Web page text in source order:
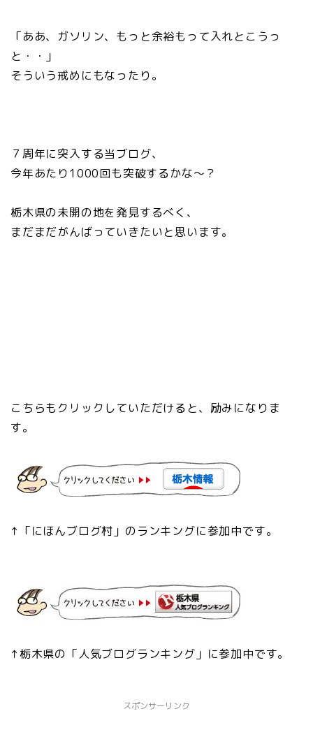
「ああ、ガソリン、もっと余裕もって入れとこうっ
と・・」
そういう戒めにもなったり。
７周年に突入する当ブログ、
今年あたり1000回も突破するかな～？
栃木県の未開の地を発見するべく、
まだまだがんばっていきたいと思います。
こちらもクリックしていただけると、励みになりま
す。
↑「にほんブログ村」のランキングに参加中です。
↑栃木県の「人気ブログランキング」に参加中です。
スポンサーリンク